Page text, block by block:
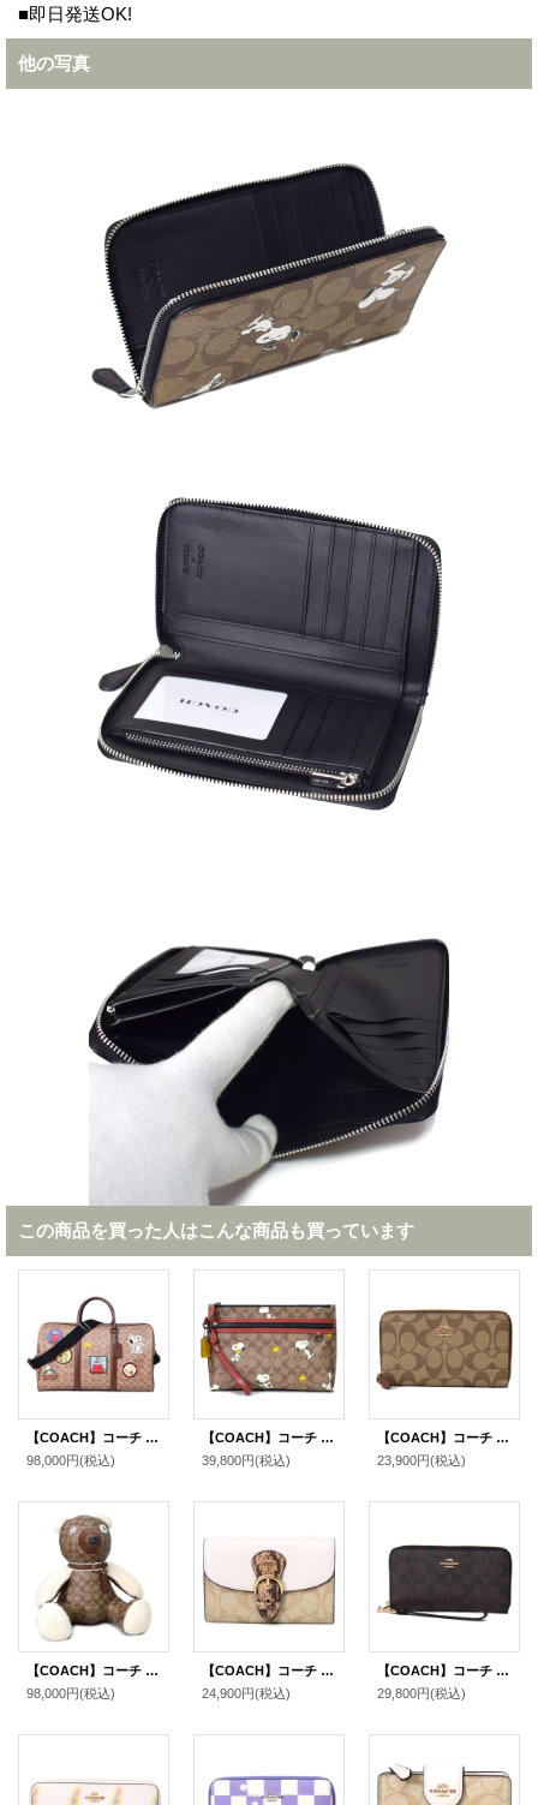
■即日発送OK!
他の写真
この商品を買った人はこんな商品も買っています
【COACH】コーチ スヌーピー バッグ ピーナッツ コラボ ボストンバッグ コーティングキャンバス レザー シグネチャー ベンチュラー ワッペン パッチ 2way ショルダー ボストンバッグ タンマルチ〔日本未発売〕
98,000円(税込)
【COACH】コーチ コーティングキャンバス レザー シグネチャー ピーナッツ コラボ スヌーピー ポーチ クラッチバッグ カーキマルチ〔日本未発売〕
39,800円(税込)
【COACH】コーチ コーティングキャンバス シグネチャー ミディアム ジップ アラウンド ウォレット 財布 カーキ×サドル2（日本未発売）
23,900円(税込)
【COACH】コーチ コーティングキャンバス ぺブルレザー スムースレザー シアリング 羊毛 シグネチャー テディベア ぬいぐるみ カーキ〔日本未発売〕
98,000円(税込)
【COACH】コーチ コーティングキャンバス レザー シグネチャー スネーク パイソン クリオ ミディアム ウォレット 二つ折り財布 ライトカーキチャークマルチ（日本未発売）
24,900円(税込)
【COACH】コーチ コーティングキャンバス スムースレザー シグネチャー リストレット ロング ジップ アラウンド 長財布 ブラウン×ブラック（日本未発売）
29,800円(税込)